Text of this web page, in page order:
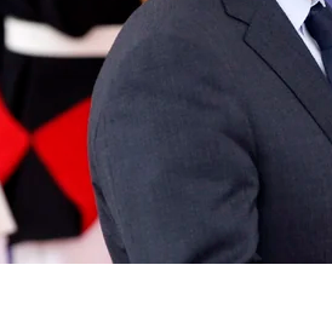
veranstaltungen
fragen & hilfe
unterstützen
abo
genossenschaft